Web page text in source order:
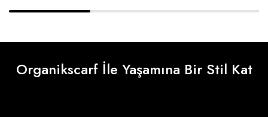
Organikscarf İle Yaşamına Bir Stil Kat